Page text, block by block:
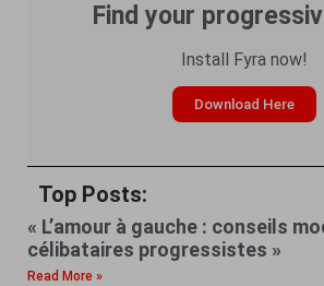
Find your
Install Fyra now!
Download Here
Top Posts:
« L’amour à gauche : conseils
célibataires progressistes »
Read More »